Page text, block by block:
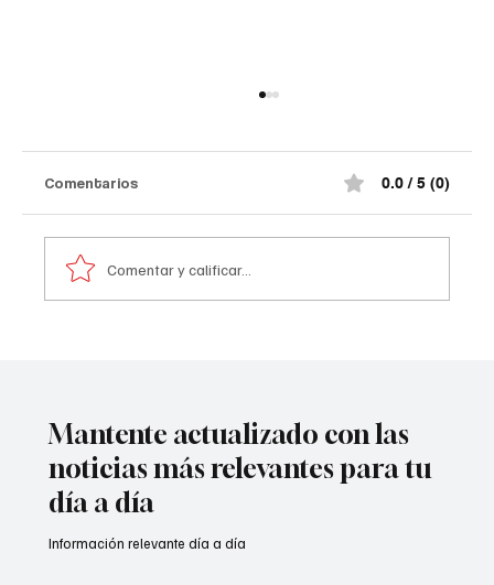
Comentarios 0.0 / 5 (0)
Comentar y calificar...
Mantente actualizado con las
noticias más relevantes para tu
día a día
Información relevante día a día